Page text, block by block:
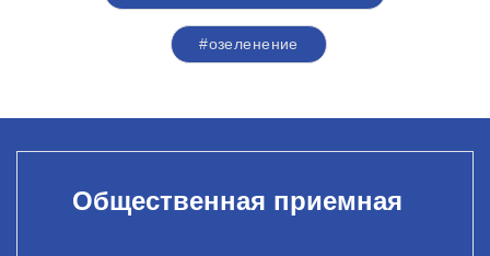
#озеленение
Общественная приемная